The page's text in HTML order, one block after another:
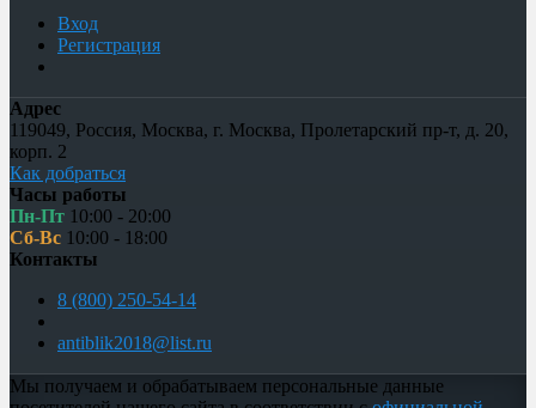
Вход
Регистрация
Адрес
119049, Россия, Москва, г. Москва, Пролетарский пр-т, д. 20,
корп. 2
Как добраться
Часы работы
Пн-Пт 10:00 - 20:00
Сб-Вс 10:00 - 18:00
Контакты
8 (800) 250-54-14
antiblik2018@list.ru
Мы получаем и обрабатываем персональные данные